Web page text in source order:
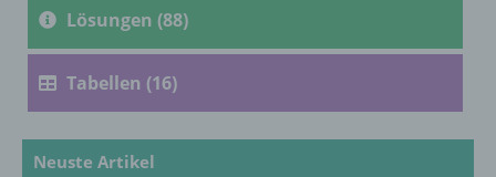
Lösungen (88)
Tabellen (16)
Neuste Artikel
Betroffene Person ist jede identifizierte oder
identifizierbare natürliche Person, deren
personenbezogene Daten von dem für die
Verarbeitung Verantwortlichen verarbeitet
werden.